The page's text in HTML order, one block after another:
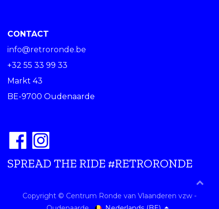
CONTACT
info@retroronde.be
+32 55 33 99 33
Markt 43
BE-9700 Oudenaarde
SPREAD THE RIDE #RETRORONDE
Copyright © Centrum Ronde van Vlaanderen vzw -